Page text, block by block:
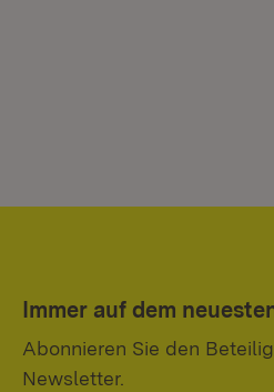
Immer auf dem
Abonnieren Sie den
Newsletter.